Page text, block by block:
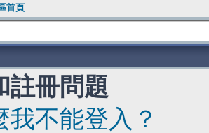
首頁
註冊問題
我不能登入？